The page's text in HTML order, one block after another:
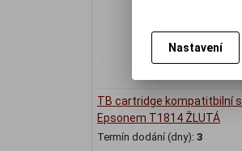
TB cartridge kompatitbilní s
Epsonem T1814 ŽLUTÁ
Termín dodání (dny): 3
Nastavení